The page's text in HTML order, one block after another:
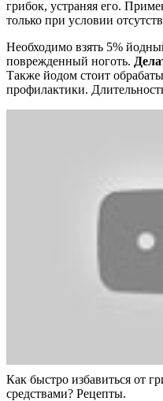
грибок, устраняя его.
только при условии
Необходимо взять 5%
поврежденный ноготь.
Также йодом стоит
профилактики.
Как быстро избавиться от
средствами? Рецепты.